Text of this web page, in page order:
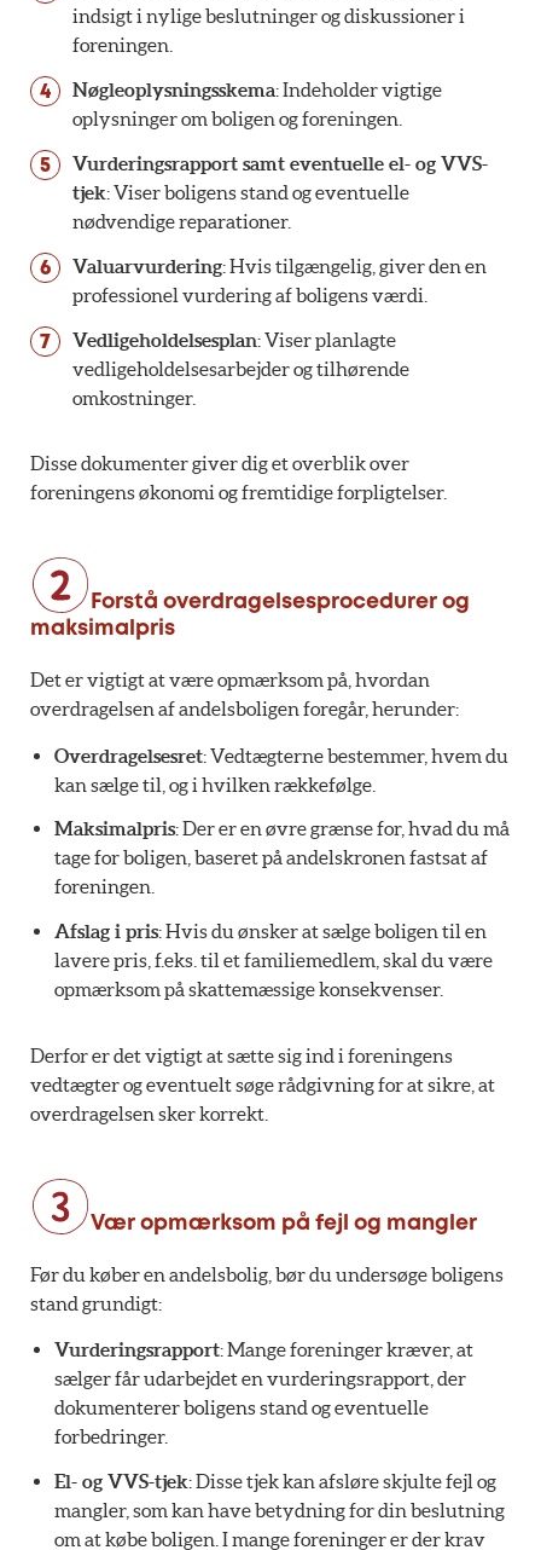
indsigt i nylige beslutninger og diskussioner i
foreningen.
Nøgleoplysningsskema: Indeholder vigtige
oplysninger om boligen og foreningen.
Vurderingsrapport samt eventuelle el- og VVS-
tjek: Viser boligens stand og eventuelle
nødvendige reparationer.
Valuarvurdering: Hvis tilgængelig, giver den en
professionel vurdering af boligens værdi.
Vedligeholdelsesplan: Viser planlagte
vedligeholdelsesarbejder og tilhørende
omkostninger.
Disse dokumenter giver dig et overblik over
foreningens økonomi og fremtidige forpligtelser.
Forstå overdragelsesprocedurer og
maksimalpris
Det er vigtigt at være opmærksom på, hvordan
overdragelsen af andelsboligen foregår, herunder:
Overdragelsesret: Vedtægterne bestemmer, hvem du
kan sælge til, og i hvilken rækkefølge.
Maksimalpris: Der er en øvre grænse for, hvad du må
tage for boligen, baseret på andelskronen fastsat af
foreningen.
Afslag i pris: Hvis du ønsker at sælge boligen til en
lavere pris, f.eks. til et familiemedlem, skal du være
opmærksom på skattemæssige konsekvenser.
Derfor er det vigtigt at sætte sig ind i foreningens
vedtægter og eventuelt søge rådgivning for at sikre, at
overdragelsen sker korrekt.
Vær opmærksom på fejl og mangler
Før du køber en andelsbolig, bør du undersøge boligens
stand grundigt:
Vurderingsrapport: Mange foreninger kræver, at
sælger får udarbejdet en vurderingsrapport, der
dokumenterer boligens stand og eventuelle
forbedringer.
El- og VVS-tjek: Disse tjek kan afsløre skjulte fejl og
mangler, som kan have betydning for din beslutning
om at købe boligen. I mange foreninger er der krav